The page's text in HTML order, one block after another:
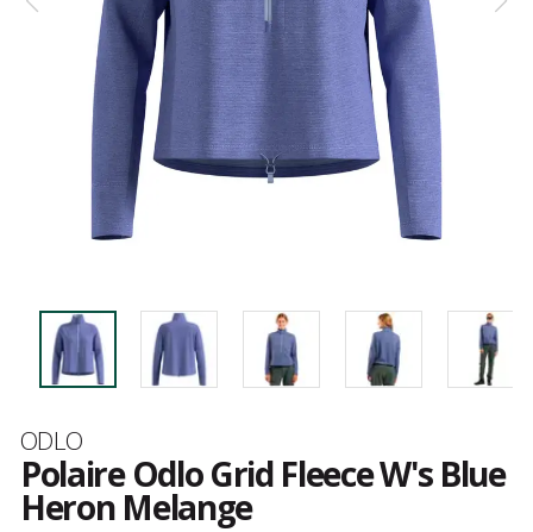
Marque
ODLO
Polaire Odlo Grid Fleece W's Blue
Heron Melange